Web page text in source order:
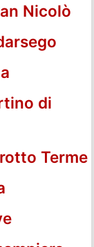
Nicolò
di
Terme